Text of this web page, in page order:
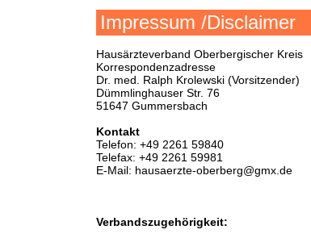
Impressum /Disclaimer
Hausärzteverband Oberbergischer Kreis
Korrespondenzadresse
Dr. med. Ralph Krolewski (Vorsitzender)
Dümmlinghauser Str. 76
51647 Gummersbach
Kontakt
Telefon: +49 2261 59840
Telefax: +49 2261 59981
E-Mail: hausaerzte-oberberg@gmx.de
Verbandszugehörigkeit: